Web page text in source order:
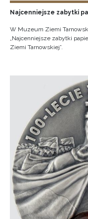
Najcenniejsze zabytki
W Muzeum Ziemi
„Najcenniejsze zabytki
Ziemi Tarnowskiej”.